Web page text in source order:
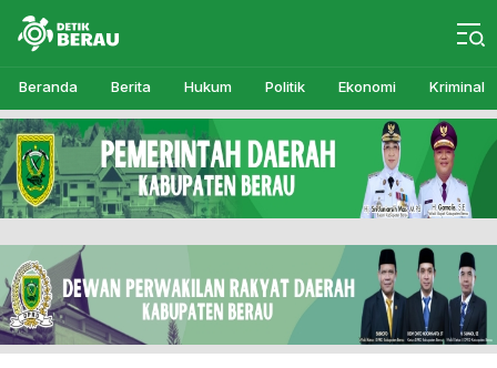
Detikberau.com
Media Diskusi Rakyat
Beranda Berita Hukum Politik Ekonomi Kriminal